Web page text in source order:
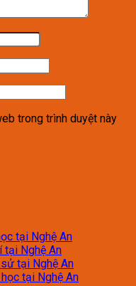
trong trình duyệt này
tại Nghệ An
tại Nghệ An
tại Nghệ An
tại Nghệ An